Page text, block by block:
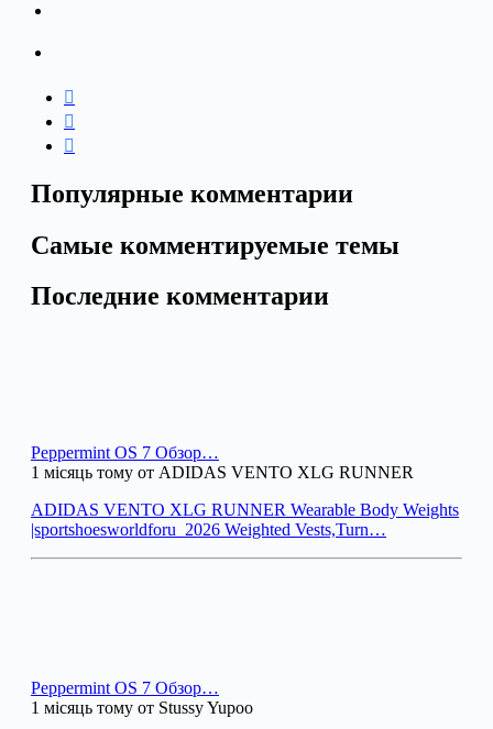
Популярные комментарии
Самые комментируемые темы
Последние комментарии
Peppermint OS 7 Обзор…
1 місяць тому от ADIDAS VENTO XLG RUNNER
ADIDAS VENTO XLG RUNNER Wearable Body Weights
|sportshoesworldforu_2026 Weighted Vests,Turn…
Peppermint OS 7 Обзор…
1 місяць тому от Stussy Yupoo